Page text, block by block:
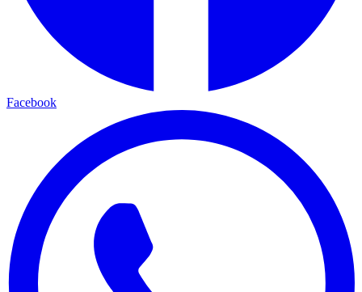
Facebook